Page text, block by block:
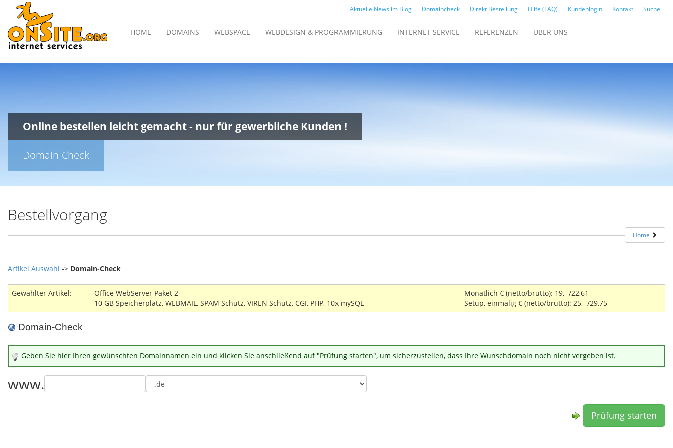
Aktuelle News im Blog Domaincheck Direkt Bestellung Hilfe (FAQ) Kundenlogin Kontakt Suche
HOME DOMAINS WEBSPACE WEBDESIGN & PROGRAMMIERUNG INTERNET SERVICE REFERENZEN ÜBER UNS
Online bestellen leicht gemacht - nur für gewerbliche Kunden !
Domain-Check
Bestellvorgang
Home
Artikel Auswahl -> Domain-Check
Gewählter Artikel:
Office WebServer Paket 2
10 GB Speicherplatz, WEBMAIL, SPAM Schutz, VIREN Schutz, CGI, PHP, 10x mySQL
Monatlich € (netto/brutto): 19,- /22,61
Setup, einmalig € (netto/brutto): 25,- /29,75
Domain-Check
Geben Sie hier Ihren gewünschten Domainnamen ein und klicken Sie anschließend auf "Prüfung starten", um sicherzustellen, dass Ihre Wunschdomain noch nicht vergeben ist.
www.